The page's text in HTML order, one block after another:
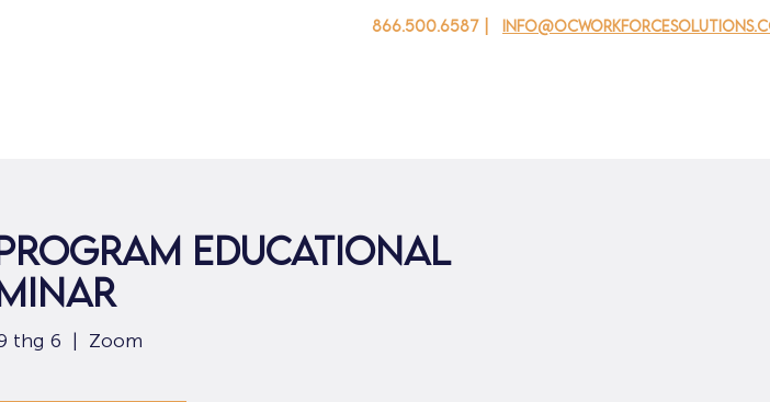
866.500.6587 |
Program Educational
thg 6
  |
Zoom